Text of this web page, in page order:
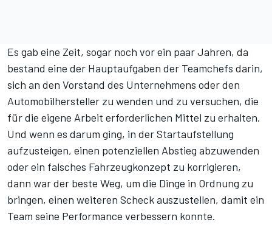
Es gab eine Zeit, sogar noch vor ein paar Jahren, da
bestand eine der Hauptaufgaben der Teamchefs darin,
sich an den Vorstand des Unternehmens oder den
Automobilhersteller zu wenden und zu versuchen, die
für die eigene Arbeit erforderlichen Mittel zu erhalten.
Und wenn es darum ging, in der Startaufstellung
aufzusteigen, einen potenziellen Abstieg abzuwenden
oder ein falsches Fahrzeugkonzept zu korrigieren,
dann war der beste Weg, um die Dinge in Ordnung zu
bringen, einen weiteren Scheck auszustellen, damit ein
Team seine Performance verbessern konnte.